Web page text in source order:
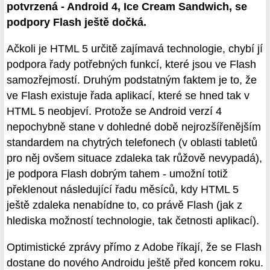
potvrzená - Android 4, Ice Cream Sandwich, se
podpory Flash ještě dočká.
Ačkoli je HTML 5 určitě zajímavá technologie, chybí jí
podpora řady potřebných funkcí, které jsou ve Flash
samozřejmostí. Druhým podstatným faktem je to, že
ve Flash existuje řada aplikací, které se hned tak v
HTML 5 neobjeví. Protože se Android verzí 4
nepochybně stane v dohledné době nejrozšířenějším
standardem na chytrých telefonech (v oblasti tabletů
pro něj ovšem situace zdaleka tak růžově nevypadá),
je podpora Flash dobrým tahem - umožní totiž
překlenout následující řadu měsíců, kdy HTML 5
ještě zdaleka nenabídne to, co právě Flash (jak z
hlediska možností technologie, tak četnosti aplikací).
Optimistické zprávy přímo z Adobe říkají, že se Flash
dostane do nového Androidu ještě před koncem roku.